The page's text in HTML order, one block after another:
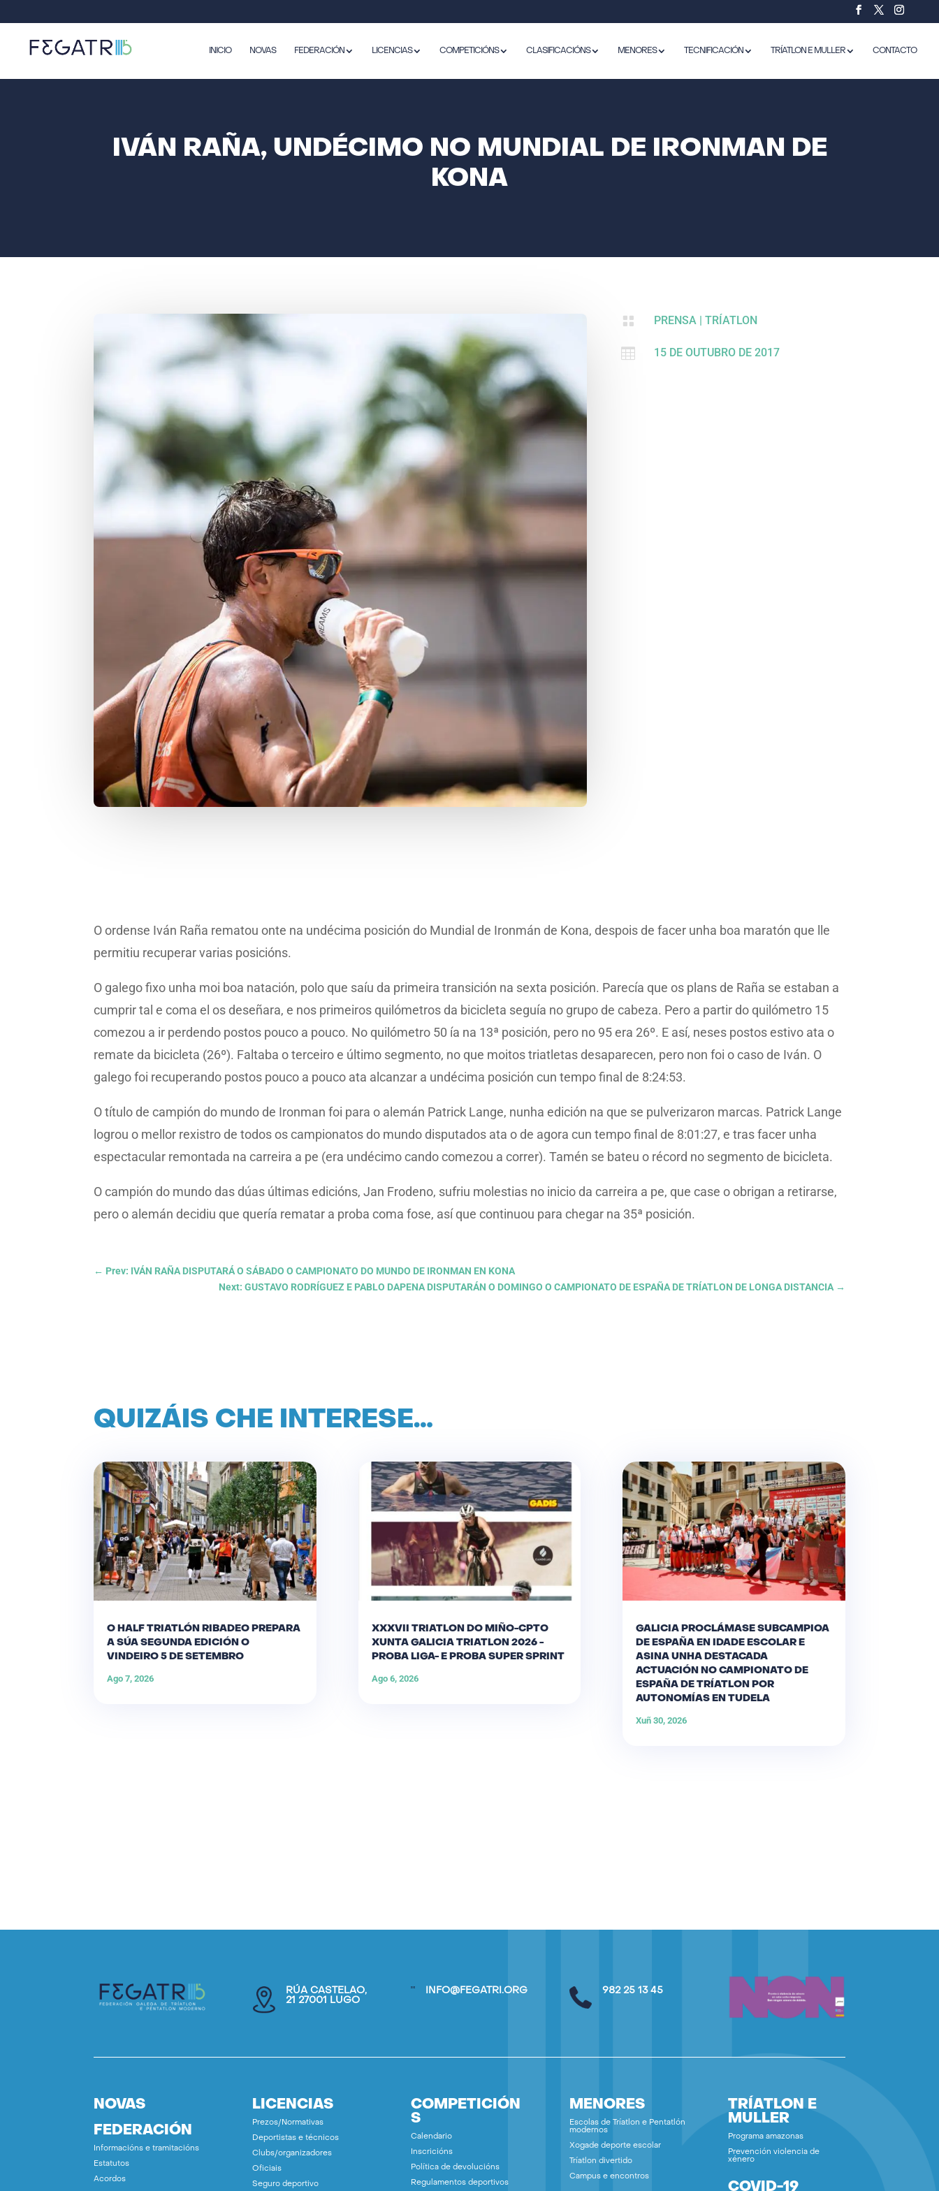
INICIO NOVAS FEDERACIÓN LICENCIAS COMPETICIÓNS CLASIFICACIÓNS MENORES TECNIFICACIÓN TRÍATLON E MULLER CONTACTO
IVÁN RAÑA, UNDÉCIMO NO MUNDIAL DE IRONMAN DE
KONA
 PRENSA |TRÍATLON
 15 DE OUTUBRO DE 2017
O ordense Iván Raña rematou onte na undécima posición do Mundial de Ironmán de Kona, despois de facer unha boa maratón que lle
permitiu recuperar varias posicións.
O galego fixo unha moi boa natación, polo que saíu da primeira transición na sexta posición. Parecía que os plans de Raña se estaban a
cumprir tal e coma el os deseñara, e nos primeiros quilómetros da bicicleta seguía no grupo de cabeza. Pero a partir do quilómetro 15
comezou a ir perdendo postos pouco a pouco. No quilómetro 50 ía na 13ª posición, pero no 95 era 26º. E así, neses postos estivo ata o
remate da bicicleta (26º). Faltaba o terceiro e último segmento, no que moitos triatletas desaparecen, pero non foi o caso de Iván. O
galego foi recuperando postos pouco a pouco ata alcanzar a undécima posición cun tempo final de 8:24:53.
O título de campión do mundo de Ironman foi para o alemán Patrick Lange, nunha edición na que se pulverizaron marcas. Patrick Lange
logrou o mellor rexistro de todos os campionatos do mundo disputados ata o de agora cun tempo final de 8:01:27, e tras facer unha
espectacular remontada na carreira a pe (era undécimo cando comezou a correr). Tamén se bateu o récord no segmento de bicicleta.
O campión do mundo das dúas últimas edicións, Jan Frodeno, sufriu molestias no inicio da carreira a pe, que case o obrigan a retirarse,
pero o alemán decidiu que quería rematar a proba coma fose, así que continuou para chegar na 35ª posición.
← Prev: IVÁN RAÑA DISPUTARÁ O SÁBADO O CAMPIONATO DO MUNDO DE IRONMAN EN KONA
Next: GUSTAVO RODRÍGUEZ E PABLO DAPENA DISPUTARÁN O DOMINGO O CAMPIONATO DE ESPAÑA DE TRÍATLON DE LONGA DISTANCIA→
QUIZÁIS CHE INTERESE…
O HALF TRIATLÓN RIBADEO PREPARA
A SÚA SEGUNDA EDICIÓN O
VINDEIRO 5 DE SETEMBRO
Ago 7, 2026
XXXVII TRIATLON DO MIÑO-CPTO
XUNTA GALICIA TRIATLON 2026 -
PROBA LIGA- E PROBA SUPER SPRINT
Ago 6, 2026
GALICIA PROCLÁMASE SUBCAMPIOA
DE ESPAÑA EN IDADE ESCOLAR E
ASINA UNHA DESTACADA
ACTUACIÓN NO CAMPIONATO DE
ESPAÑA DE TRÍATLON POR
AUTONOMÍAS EN TUDELA
Xuñ 30, 2026
RÚA CASTELAO,
21 27001 LUGO
INFO@FEGATRI.ORG 982 25 13 45
NOVAS
FEDERACIÓN
Informacións e tramitacións
Estatutos
Acordos
LICENCIAS
Prezos/Normativas
Deportistas e técnicos
Clubs/organizadores
Oficiais
Seguro deportivo
COMPETICIÓN
S
Calendario
Inscricións
Política de devolucións
Regulamentos deportivos
MENORES
Escolas de Tríatlon e Pentatlón
modernos
Xogade deporte escolar
Tríatlon divertido
Campus e encontros
TRÍATLON E
MULLER
Programa amazonas
Prevención violencia de
xénero
COVID-19